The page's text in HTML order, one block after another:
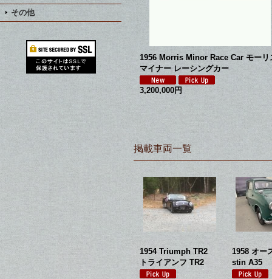
その他
1956 Morris Minor Race Car モーリ
マイナー レーシングカー
3,200,000円
掲載車両一覧
Jaguar
オースティン ヒーレ
1954 Triumph TR2
トライアンフ TR2
1958 オー
stin A35